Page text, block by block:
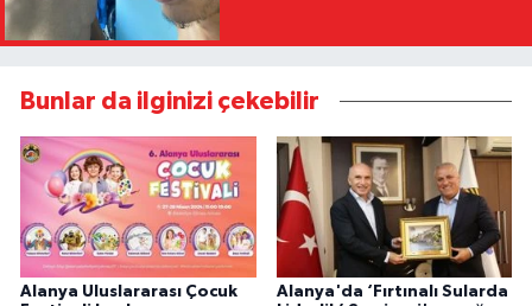
Bunlar da ilginizi çekebilir
Alanya Uluslararası Çocuk
Alanya'da ‘Fırtınalı Sularda